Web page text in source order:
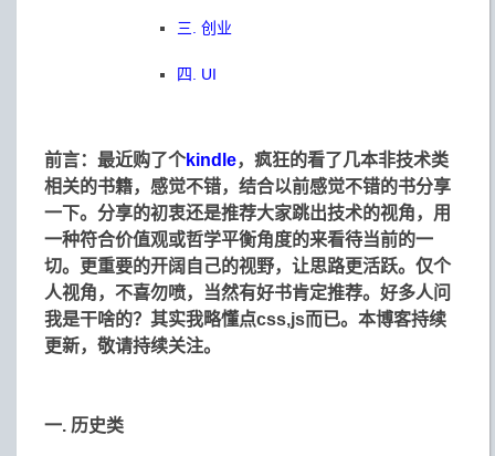
三. 创业
四. UI
前言：最近购了个kindle，疯狂的看了几本非技术类
相关的书籍，感觉不错，结合以前感觉不错的书分享
一下。分享的初衷还是推荐大家跳出技术的视角，用
一种符合价值观或哲学平衡角度的来看待当前的一
切。更重要的开阔自己的视野，让思路更活跃。仅个
人视角，不喜勿喷，当然有好书肯定推荐。好多人问
我是干啥的？其实我略懂点css,js而已。本博客持续
更新，敬请持续关注。
一. 历史类